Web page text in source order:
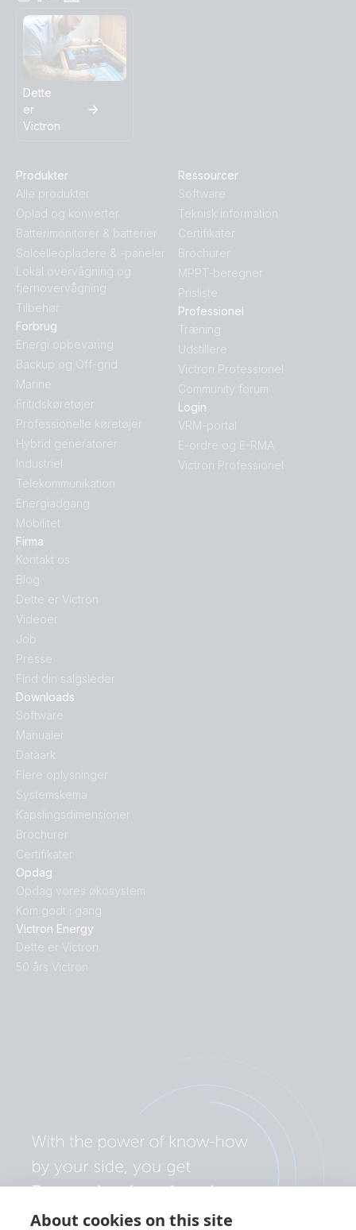
About cookies on this site
Dette
er
Victron
Produkter
Alle produkter
Oplad og konverter
Batterimonitorer & batterier
Solcelleopladere & -paneler
Lokal overvågning og
fjernovervågning
Tilbehør
Opdag
Opdag vores økosystem
Kom godt i gang
Victron Energy
Dette er Victron
50 års Victron
Downloads
Software
Manualer
Dataark
Flere oplysninger
Systemskema
Kapslingsdimensioner
Brochurer
Certifikater
Forbrug
Energi opbevaring
Backup og Off-grid
Marine
Fritidskøretøjer
Professionelle køretøjer
Hybrid generatorer
Industriel
Telekommunikation
Energiadgang
Mobilitet
Firma
Kontakt os
Blog
Dette er Victron
Videoer
Job
Presse
Find din salgsleder
Ressourcer
Software
Teknisk information
Certifikater
Brochurer
MPPT-beregner
Prisliste
Professionel
Træning
Udstillere
Victron Professionel
Community forum
Login
VRM-portal
E-ordre og E-RMA
Victron Professionel